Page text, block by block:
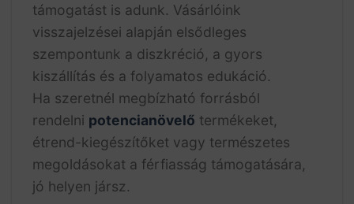
támogatást is adunk. Vásárlóink
visszajelzései alapján elsődleges
szempontunk a diszkréció, a gyors
kiszállítás és a folyamatos edukáció.
Ha szeretnél megbízható forrásból
rendelni potencianövelő termékeket,
étrend-kiegészítőket vagy természetes
megoldásokat a férfiasság támogatására,
jó helyen jársz.